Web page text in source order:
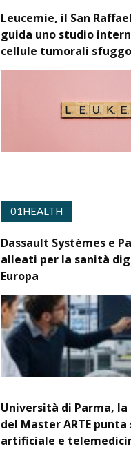
Leucemie, il San
guida uno studio
cellule tumorali
01HEALTH
Dassault Systèmes e
alleati per la sanità
Europa
Università di Parma,
del Master ARTE
artificiale e